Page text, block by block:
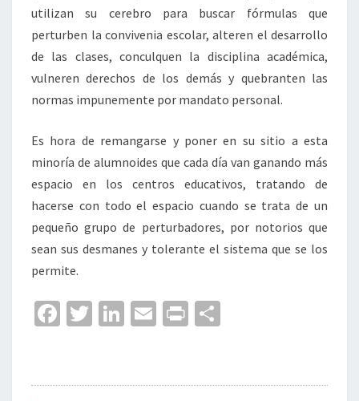
utilizan su cerebro para buscar fórmulas que
perturben la convivenia escolar, alteren el desarrollo
de las clases, conculquen la disciplina académica,
vulneren derechos de los demás y quebranten las
normas impunemente por mandato personal.
Es hora de remangarse y poner en su sitio a esta
minoría de alumnoides que cada día van ganando más
espacio en los centros educativos, tratando de
hacerse con todo el espacio cuando se trata de un
pequeño grupo de perturbadores, por notorios que
sean sus desmanes y tolerante el sistema que se los
permite.
Fa
o
T
er
Li
dI
E
l
Pr
p